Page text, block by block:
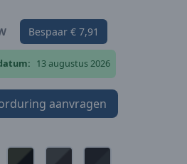
Bespaar € 7,91
13 augustus 2026
aanvragen